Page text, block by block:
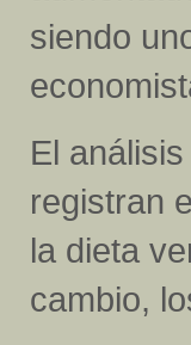
siendo
El
registran
la dieta
cambio,